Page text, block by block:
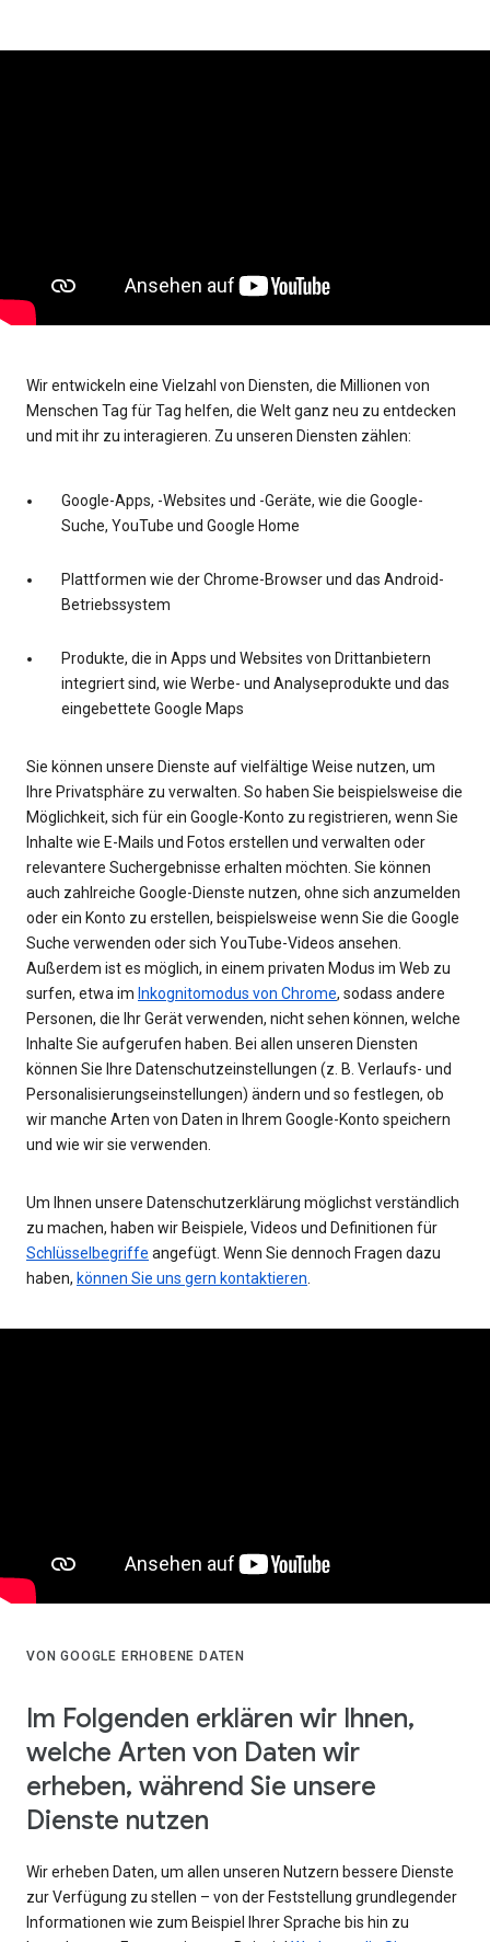
Wir entwickeln eine Vielzahl von Diensten, die Millionen von
Menschen Tag für Tag helfen, die Welt ganz neu zu entdecken
und mit ihr zu interagieren. Zu unseren Diensten zählen:
Google-Apps, -Websites und -Geräte, wie die Google-
Suche, YouTube und Google Home
Plattformen wie der Chrome-Browser und das Android-
Betriebssystem
Produkte, die in Apps und Websites von Drittanbietern
integriert sind, wie Werbe- und Analyseprodukte und das
eingebettete Google Maps
Sie können unsere Dienste auf vielfältige Weise nutzen, um
Ihre Privatsphäre zu verwalten. So haben Sie beispielsweise die
Möglichkeit, sich für ein Google-Konto zu registrieren, wenn Sie
Inhalte wie E-Mails und Fotos erstellen und verwalten oder
relevantere Suchergebnisse erhalten möchten. Sie können
auch zahlreiche Google-Dienste nutzen, ohne sich anzumelden
oder ein Konto zu erstellen, beispielsweise wenn Sie die Google
Suche verwenden oder sich YouTube-Videos ansehen.
Außerdem ist es möglich, in einem privaten Modus im Web zu
surfen, etwa im Inkognitomodus von Chrome, sodass andere
Personen, die Ihr Gerät verwenden, nicht sehen können, welche
Inhalte Sie aufgerufen haben. Bei allen unseren Diensten
können Sie Ihre Datenschutzeinstellungen (z. B. Verlaufs- und
Personalisierungseinstellungen) ändern und so festlegen, ob
wir manche Arten von Daten in Ihrem Google-Konto speichern
und wie wir sie verwenden.
Um Ihnen unsere Datenschutzerklärung möglichst verständlich
zu machen, haben wir Beispiele, Videos und Definitionen für
Schlüsselbegriffe angefügt. Wenn Sie dennoch Fragen dazu
haben, können Sie uns gern kontaktieren
VON GOOGLE ERHOBENE DATEN
Im Folgenden erklären wir Ihnen,
welche Arten von Daten wir
erheben, während Sie unsere
Dienste nutzen
Wir erheben Daten, um allen unseren Nutzern bessere Dienste
zur Verfügung zu stellen – von der Feststellung grundlegender
Informationen wie zum Beispiel Ihrer Sprache bis hin zu